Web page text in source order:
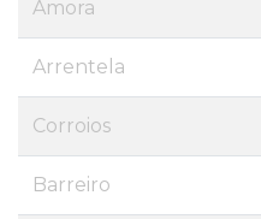
Amora
Arrentela
Corroios
Barreiro